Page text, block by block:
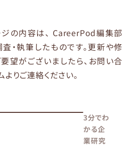
の内容は、 CareerPod編集部
・執筆したものです。更新や修
望がございましたら、お問い合
よりご連絡ください。
3分でわ
かる企
業研究